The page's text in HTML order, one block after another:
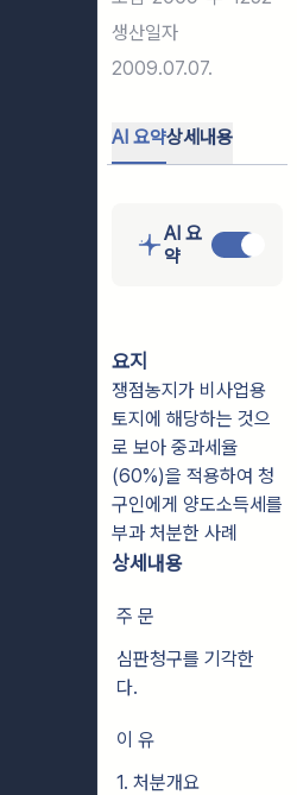
생산일자
2009.07.07.
AI 요약상세내용
AI 요
약
요지
쟁점농지가 비사업용
토지에 해당하는 것으
로 보아 중과세율
(60%)을 적용하여 청
구인에게 양도소득세를
부과 처분한 사례
상세내용
주 문
심판청구를 기각한
다.
이 유
1. 처분개요